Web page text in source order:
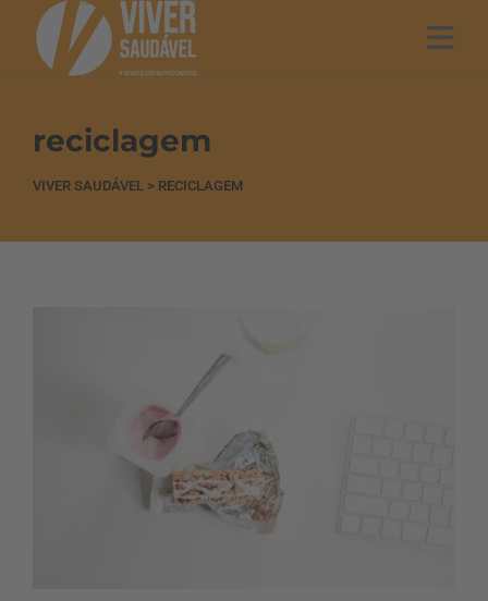
reciclagem
VIVER SAUDÁVEL > RECICLAGEM